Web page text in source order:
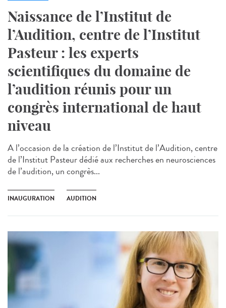
Naissance de l’Institut de
l’Audition, centre de l’Institut
Pasteur : les experts
scientifiques du domaine de
l’audition réunis pour un
congrès international de haut
niveau
A l’occasion de la création de l’Institut de l’Audition, centre
de l’Institut Pasteur dédié aux recherches en neurosciences
de l’audition, un congrès...
INAUGURATION AUDITION